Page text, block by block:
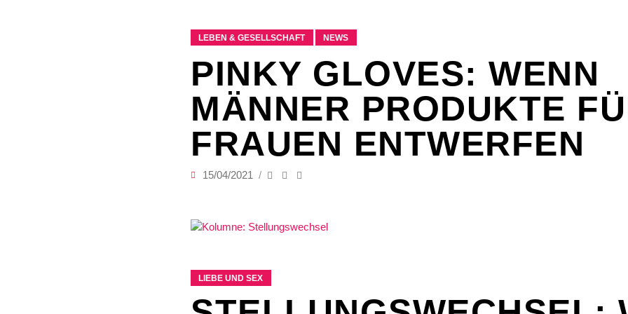
LEBEN & GESELLSCHAFT NEWS
PINKY GLOVES: WENN
MÄNNER PRODUKTE
FRAUEN ENTWERFEN
15/04/2021
LIEBE UND SEX